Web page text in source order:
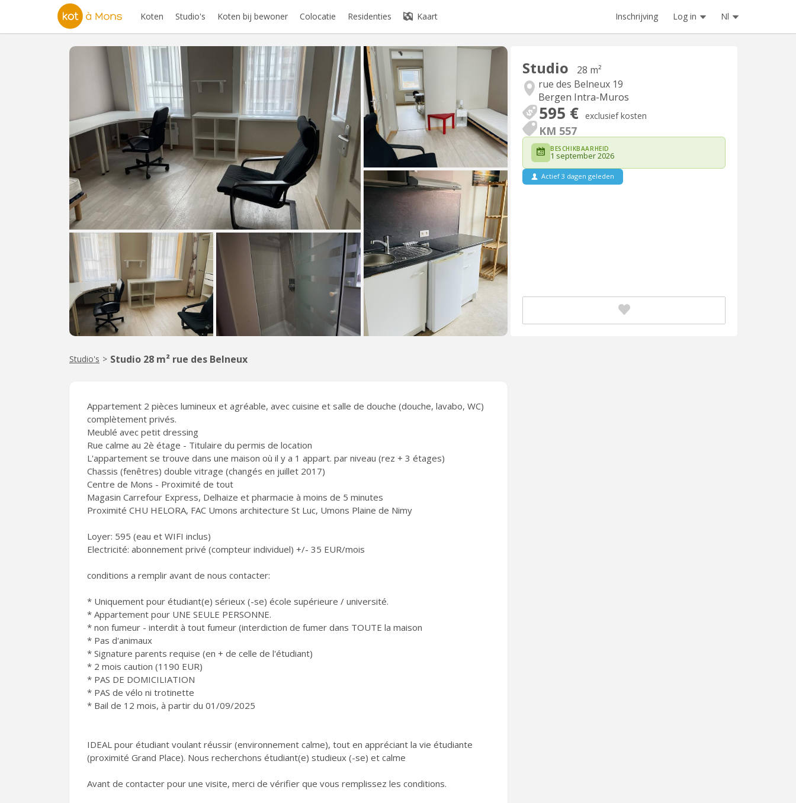
Koten Studio's Koten bij bewoner Colocatie Residenties Kaart Inschrijving Log in Nl
Studio
28 m²
rue des Belneux 19
Bergen Intra-Muros
595 € exclusief kosten
KM 557
BESCHIKBAARHEID
1 september 2026
Actief 3 dagen geleden
Studio's > Studio 28 m² rue des Belneux
Appartement 2 pièces lumineux et agréable, avec cuisine et salle de douche (douche, lavabo, WC)
complètement privés.
Meublé avec petit dressing
Rue calme au 2è étage - Titulaire du permis de location
L'appartement se trouve dans une maison où il y a 1 appart. par niveau (rez + 3 étages)
Chassis (fenêtres) double vitrage (changés en juillet 2017)
Centre de Mons - Proximité de tout
Magasin Carrefour Express, Delhaize et pharmacie à moins de 5 minutes
Proximité CHU HELORA, FAC Umons architecture St Luc, Umons Plaine de Nimy
Loyer: 595 (eau et WIFI inclus)
Electricité: abonnement privé (compteur individuel) +/- 35 EUR/mois
conditions a remplir avant de nous contacter:
* Uniquement pour étudiant(e) sérieux (-se) école supérieure / université.
* Appartement pour UNE SEULE PERSONNE.
* non fumeur - interdit à tout fumeur (interdiction de fumer dans TOUTE la maison
* Pas d'animaux
* Signature parents requise (en + de celle de l'étudiant)
* 2 mois caution (1190 EUR)
* PAS DE DOMICILIATION
* PAS de vélo ni trotinette
* Bail de 12 mois, à partir du 01/09/2025
IDEAL pour étudiant voulant réussir (environnement calme), tout en appréciant la vie étudiante
(proximité Grand Place). Nous recherchons étudiant(e) studieux (-se) et calme
Avant de contacter pour une visite, merci de vérifier que vous remplissez les conditions.